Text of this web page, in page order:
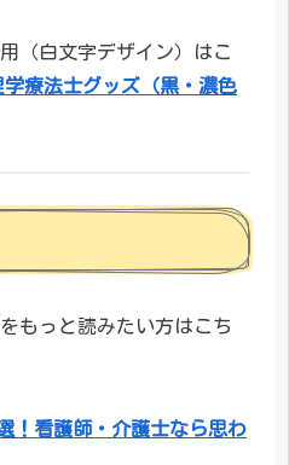
（白文字デザイン）はこ
学療法士グッズ（黒・濃色
もっと読みたい方はこち
！看護師・介護士なら思わ